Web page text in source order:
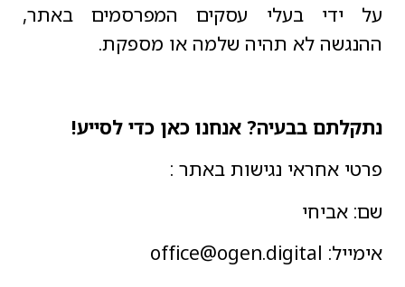
על ידי בעלי עסקים המפרסמים באתר,
ההנגשה לא תהיה שלמה או מספקת.
נתקלתם בבעיה? אנחנו כאן כדי לסייע!
פרטי אחראי נגישות באתר :
שם: אביחי
אימייל: office@ogen.digital